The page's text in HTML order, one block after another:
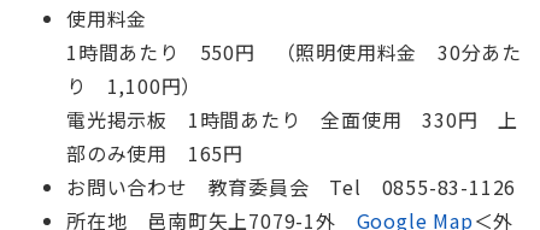
使用料金
1時間あたり 550円 （照明使用料金 30分あた
り 1,100円）
電光掲示板 1時間あたり 全面使用 330円 上
部のみ使用 165円
お問い合わせ 教育委員会 Tel 0855-83-1126
所在地 邑南町矢上7079-1外 Google Map＜外